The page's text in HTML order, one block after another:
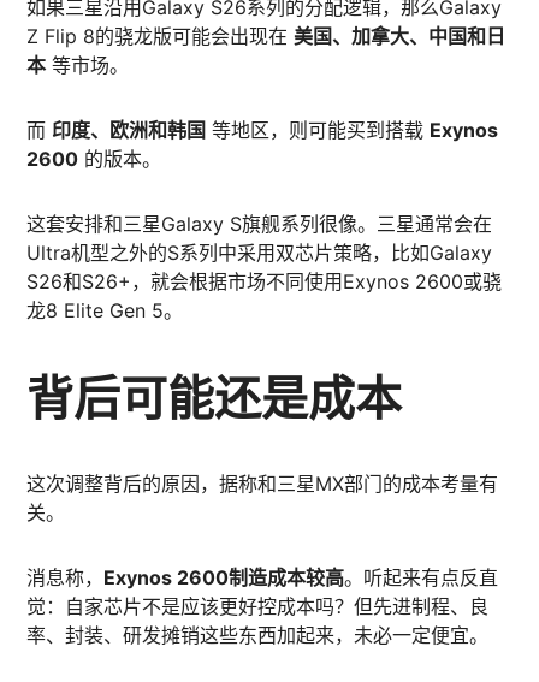
如果三星沿用Galaxy S26系列的分配逻辑，那么Galaxy
Z Flip 8的骁龙版可能会出现在美国、加拿大、中国和日
本 等市场。
而 印度、欧洲和韩国 等地区，则可能买到搭载 Exynos
2600 的版本。
这套安排和三星Galaxy S旗舰系列很像。三星通常会在
Ultra机型之外的S系列中采用双芯片策略，比如Galaxy
S26和S26+，就会根据市场不同使用Exynos 2600或骁
龙8 Elite Gen 5。
背后可能还是成本
这次调整背后的原因，据称和三星MX部门的成本考量有
关。
消息称， Exynos 2600制造成本较高。听起来有点反直
觉：自家芯片不是应该更好控成本吗？但先进制程、良
率、封装、研发摊销这些东西加起来，未必一定便宜。